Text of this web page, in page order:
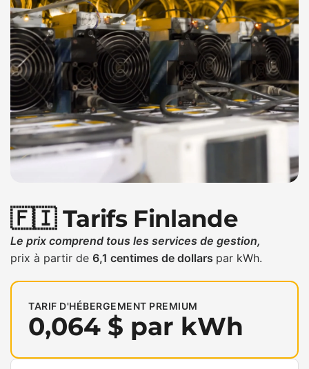
🇫🇮 Tarifs Finlande
Le prix comprend tous les services de gestion,
prix à partir de6,1 centimes de dollars par kWh.
TARIF D'HÉBERGEMENT PREMIUM
0,064 $ par kWh